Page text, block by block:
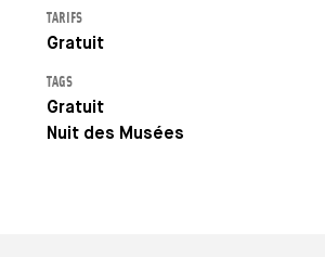
TARIFS
Gratuit
TAGS
Gratuit
Nuit des Musées